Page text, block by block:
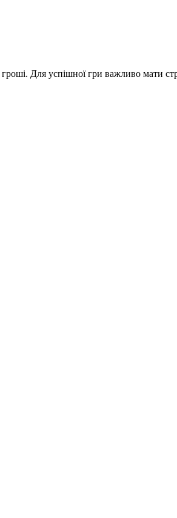
Для успішної гри важливо мати